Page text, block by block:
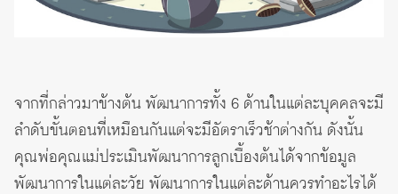
จากที่กล่าวมาข้างต้น พัฒนาการทั้ง 6 ด้านในแต่ละบุคคลจะมี
ลำดับขั้นตอนที่เหมือนกันแต่จะมีอัตราเร็วช้าต่างกัน ดังนั้น
คุณพ่อคุณแม่ประเมินพัฒนาการลูกเบื้องต้นได้จากข้อมูล
พัฒนาการในแต่ละวัย พัฒนาการในแต่ละด้านควรทำอะไรได้